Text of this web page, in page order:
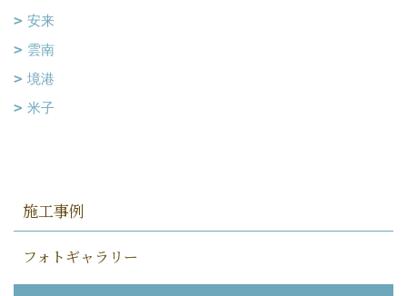
安来
雲南
境港
米子
施工事例
フォトギャラリー